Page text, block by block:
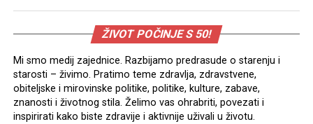
ŽIVOT POČINJE S 50!
Mi smo medij zajednice. Razbijamo predrasude o starenju i
starosti – živimo. Pratimo teme zdravlja, zdravstvene,
obiteljske i mirovinske politike, politike, kulture, zabave,
znanosti i životnog stila. Želimo vas ohrabriti, povezati i
inspirirati kako biste zdravije i aktivnije uživali u životu.